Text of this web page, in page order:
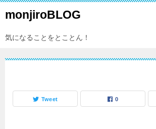
monjiroBLOG
気になることをとことん！
Tweet 0